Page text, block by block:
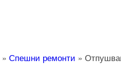
» Спешни ремонти »